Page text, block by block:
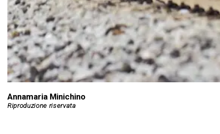
Annamaria Minichino